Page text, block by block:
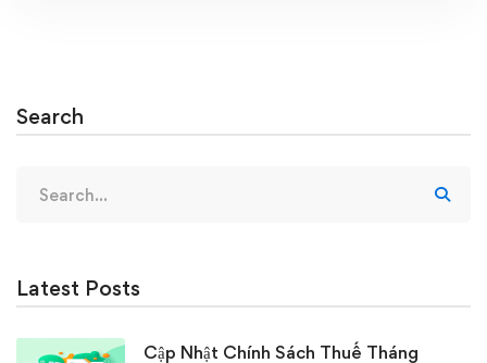
Search
for:
Latest Posts
Cập Nhật Chính Sách Thuế Tháng